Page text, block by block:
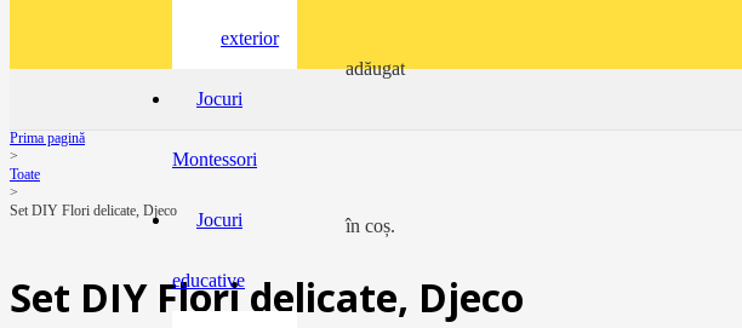
adăugat
în coș.
exterior
Jocuri
Montessori
Jocuri
educative
Prima pagină
>
Toate
>
Set DIY Flori delicate, Djeco
Set DIY Flori delicate, Djeco